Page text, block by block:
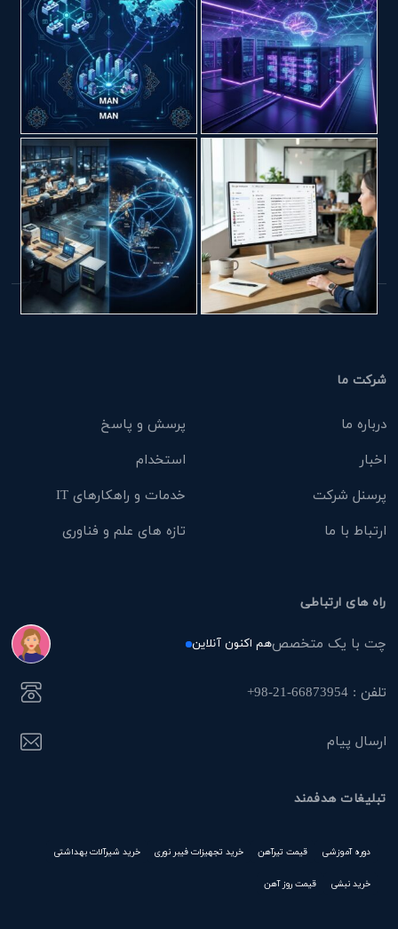
شرکت ما
درباره ما
پرسش و پاسخ
اخبار
استخدام
پرسنل شرکت
خدمات و راهکارهای IT
ارتباط با ما
تازه های علم و فناوری
راه های ارتباطی
چت با یک متخصصهم اکنون آنلاین
تلفن : 66873954-21-98+
ارسال پیام
تبلیغات هدفمند
دوره آموزشی قیمت تیرآهن خرید تجهیزات فیبر نوری خرید شیرآلات بهداشتی
خرید نبشی قیمت روز آهن